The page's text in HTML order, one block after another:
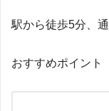
駅から徒歩5分、
おすすめポイント